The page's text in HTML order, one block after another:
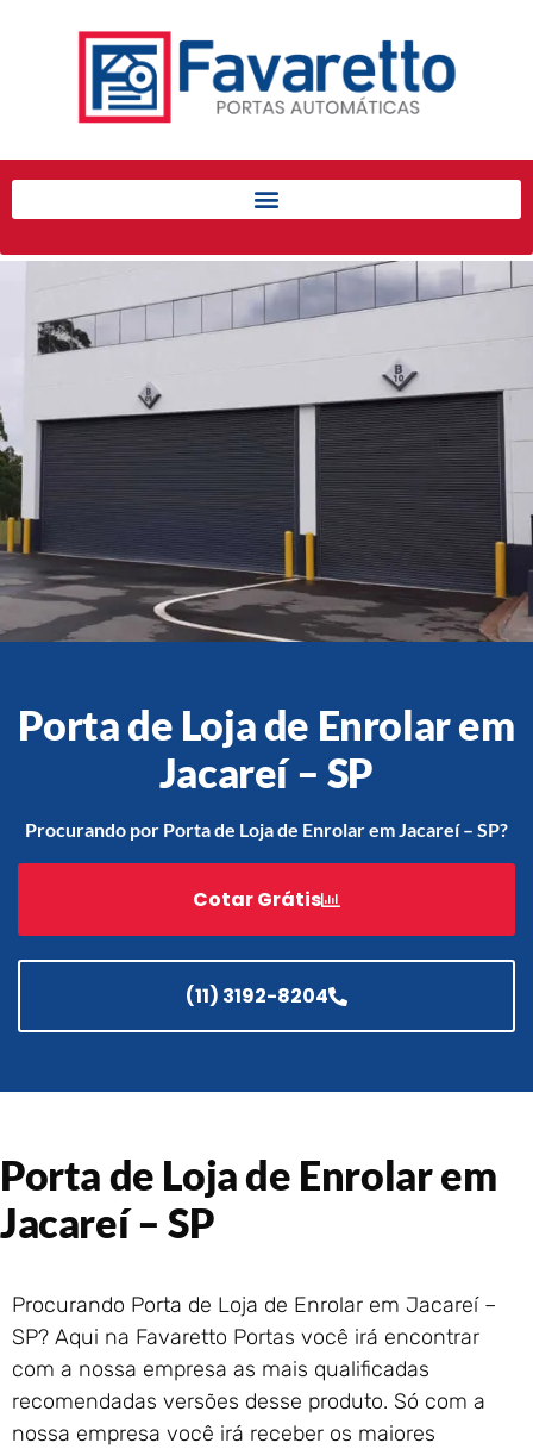
Início
Produtos
Automatizadores
Acessórios Para Portas de
Enrolar
Pintura eletrostática
Portfólio
Contato
Acessórios
Enrolar em Teresópolis – RJ
Portão de Garagem de
Enrolar em São Pedro da
Aldeia – RJ
Enrolar em São João de
Meriti – RJ
Portão de Garagem de
Portão de Garagem de
Enrolar em Queimados – RJ
Enrolar em Paraty – RJ
Portão de Garagem de
Enrolar em Nova Iguaçu – RJ
Portão de Garagem de
Enrolar em Nova Friburgo –
Porta de Loja de Enrolar em
Jacareí – SP
Procurando por Porta de Loja de Enrolar em Jacareí – SP?
Cotar Grátis
(11) 3192-8204
Porta de Loja de Enrolar em
Jacareí – SP
Procurando Porta de Loja de Enrolar em Jacareí –
SP? Aqui na Favaretto Portas você irá encontrar
com a nossa empresa as mais qualificadas
recomendadas versões desse produto. Só com a
nossa empresa você irá receber os maiores